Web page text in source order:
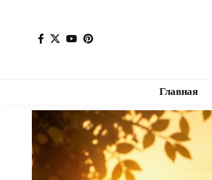
Главная